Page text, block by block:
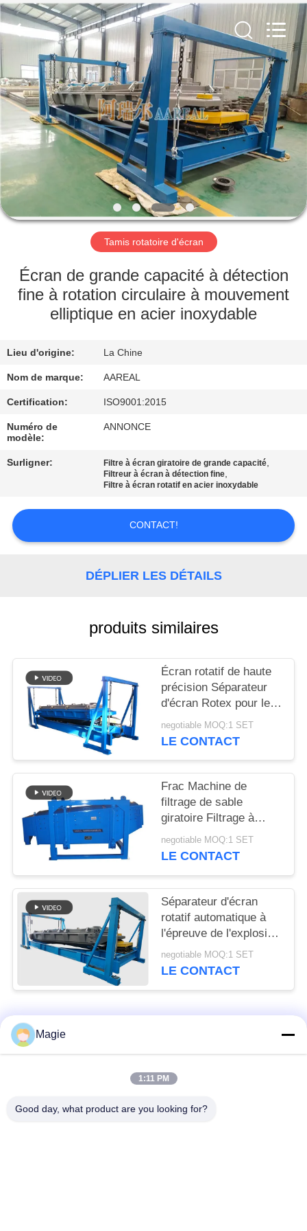
À
LA
MAISON
PRODUITS
À
PROPOS
NOUS
VISITE
L'USINE
CONTRÔLE
DE
QUALITÉ
NOUS
CONTACTER
DEMANDEZ
DU
SITE
PRIVACY
POLICY
2026
Xinxiang
AAREAL
Machine
Co.,Ltd.
Tamis rotatoire d'écran
Écran de grande capacité à détection
fine à rotation circulaire à mouvement
elliptique en acier inoxydable
Lieu d'origine: La Chine
Nom de marque: AAREAL
Certification: ISO9001:2015
Numéro de
modèle:
ANNONCE
Surligner: Filtre à écran giratoire de grande capacité,
Filtreur à écran à détection fine,
Filtre à écran rotatif en acier inoxydable
CONTACT!
DÉPLIER LES DÉTAILS
produits similaires
Écran rotatif de haute
précision Séparateur
d'écran Rotex pour le
dépistage du sable de
silice
negotiable MOQ:1 SET
LE CONTACT
Frac Machine de
filtrage de sable
giratoire Filtrage à
grande capacité de
filtrage
negotiable MOQ:1 SET
LE CONTACT
Séparateur d'écran
rotatif automatique à
l'épreuve de l'explosion
pour la poudre
métallique de silicium
negotiable MOQ:1 SET
LE CONTACT
Catégories populaires
Tamis rotatoire
Magie
1:11 PM
Good day, what product are you looking for?